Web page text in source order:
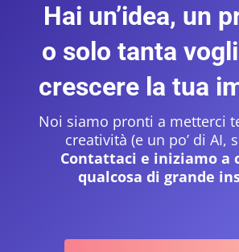
Hai un’idea, un
o solo tanta
crescere la tua
Noi siamo pronti a metterci
creatività (e un po’ di AI,
Contattaci e iniziamo a
qualcosa di grande